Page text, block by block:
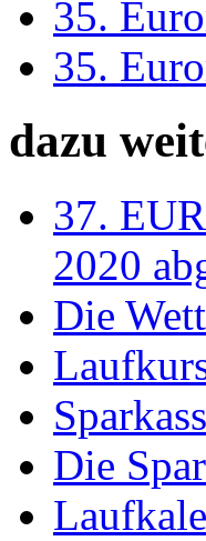
35.
35.
dazu
37.
2020
Die
Die